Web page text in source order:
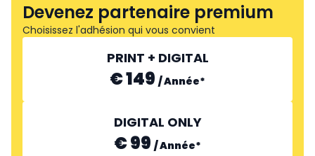
Devenez partenaire premium
Choisissez l'adhésion qui vous convient
PRINT + DIGITAL
€ 149 /Année*
DIGITAL ONLY
€ 99 /Année*